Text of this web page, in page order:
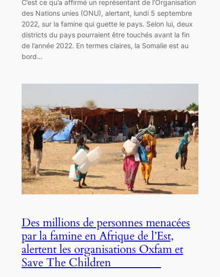
C’est ce qu’a affirmé un représentant de l’Organisation
des Nations unies (ONU), alertant, lundi 5 septembre
2022, sur la famine qui guette le pays. Selon lui, deux
districts du pays pourraient être touchés avant la fin
de l’année 2022. En termes claires, la Somalie est au
bord…
Des millions de personnes menacées
par la famine en Afrique de l’Est,
alertent les organisations Oxfam et
Save The Children